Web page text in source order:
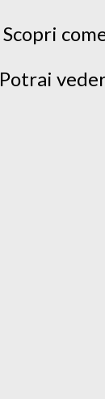
Scopri
Potrai